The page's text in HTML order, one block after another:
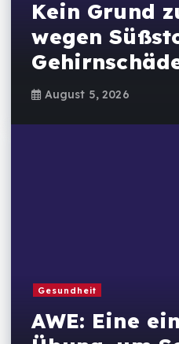
Kein Grund
wegen
August 5, 2026
Gesundheit
AWE: Eine